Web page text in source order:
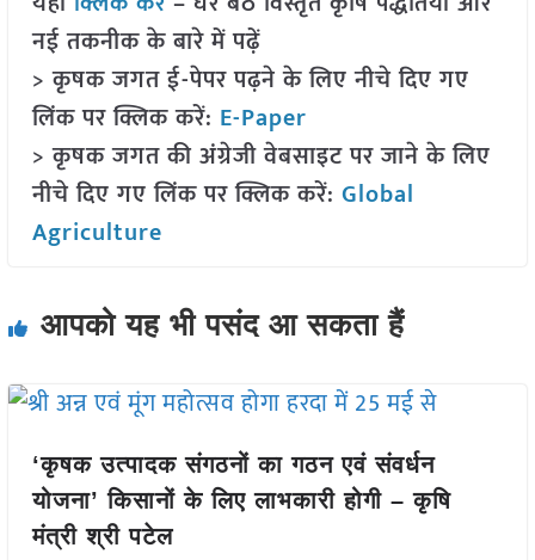
नई तकनीक के बारे में पढ़ें
> कृषक जगत ई-पेपर पढ़ने के लिए नीचे दिए गए
लिंक पर क्लिक करें: E-Paper
> कृषक जगत की अंग्रेजी वेबसाइट पर जाने के लिए
नीचे दिए गए लिंक पर क्लिक करें: Global
Agriculture
आपको यह भी पसंद आ सकता हैं
‘कृषक उत्पादक संगठनों का गठन एवं संवर्धन
योजना’ किसानों के लिए लाभकारी होगी – कृषि
मंत्री श्री पटेल